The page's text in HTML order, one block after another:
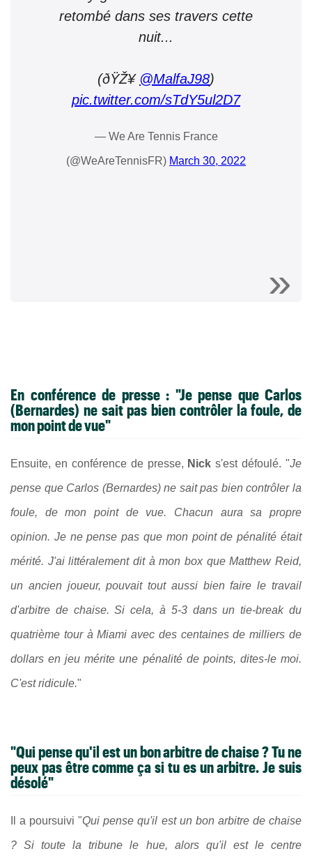
retombé dans ses travers cette
nuit...
(ðŸŽ¥ @MalfaJ98)
pic.twitter.com/sTdY5ul2D7
— We Are Tennis France
(@WeAreTennisFR) March 30, 2022
En conférence de presse : "Je pense que Carlos
(Bernardes) ne sait pas bien contrôler la foule, de
mon point de vue"
Ensuite, en conférence de presse, Nicks'est défoulé. "Je
pense que Carlos (Bernardes) ne sait pas bien contrôler la
foule, de mon point de vue. Chacun aura sa propre
opinion. Je ne pense pas que mon point de pénalité était
mérité. J'ai littéralement dit à mon box que Matthew Reid,
un ancien joueur, pouvait tout aussi bien faire le travail
d'arbitre de chaise. Si cela, à 5-3 dans un tie-break du
quatrième tour à Miami avec des centaines de milliers de
dollars en jeu mérite une pénalité de points, dites-le moi.
C'est ridicule."
"Qui pense qu'il est un bon arbitre de chaise ? Tu ne
peux pas être comme ça si tu es un arbitre. Je suis
désolé"
Il a poursuivi "Qui pense qu'il est un bon arbitre de chaise
? Si toute la tribune le hue, alors qu'il est le centre